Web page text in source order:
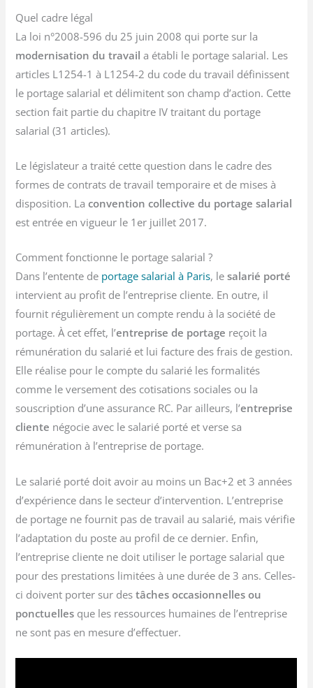
Quel cadre légal
La loi n°2008-596 du 25 juin 2008 qui porte sur la
modernisation du travaila établi le portage salarial. Les
articles L1254-1 à L1254-2 du code du travail définissent
le portage salarial et délimitent son champ d’action. Cette
section fait partie du chapitre IV traitant du portage
salarial (31 articles).
Le législateur a traité cette question dans le cadre des
formes de contrats de travail temporaire et de mises à
disposition. Laconvention collective du portage salarial
est entrée en vigueur le 1er juillet 2017.
Comment fonctionne le portage salarial ?
Dans l’entente de portage salarial à Paris, lesalarié porté
intervient au profit de l’entreprise cliente. En outre, il
fournit régulièrement un compte rendu à la société de
portage. À cet effet, l’entreprise de portage reçoit la
rémunération du salarié et lui facture des frais de gestion.
Elle réalise pour le compte du salarié les formalités
comme le versement des cotisations sociales ou la
souscription d’une assurance RC. Par ailleurs, l’entreprise
cliente négocie avec le salarié porté et verse sa
rémunération à l’entreprise de portage.
Le salarié porté doit avoir au moins un Bac+2 et 3 années
d’expérience dans le secteur d’intervention. L’entreprise
de portage ne fournit pas de travail au salarié, mais vérifie
l’adaptation du poste au profil de ce dernier. Enfin,
l’entreprise cliente ne doit utiliser le portage salarial que
pour des prestations limitées à une durée de 3 ans. Celles-
ci doivent porter sur des tâches occasionnelles ou
ponctuelles que les ressources humaines de l’entreprise
ne sont pas en mesure d’effectuer.